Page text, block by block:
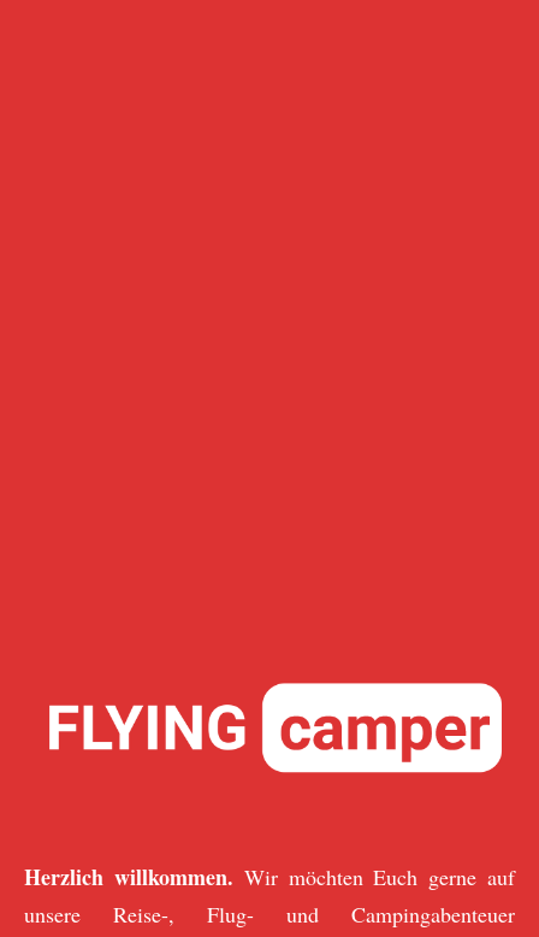
Herzlich willkommen. Wir möchten Euch gerne auf
unsere Reise-, Flug- und Campingabenteuer